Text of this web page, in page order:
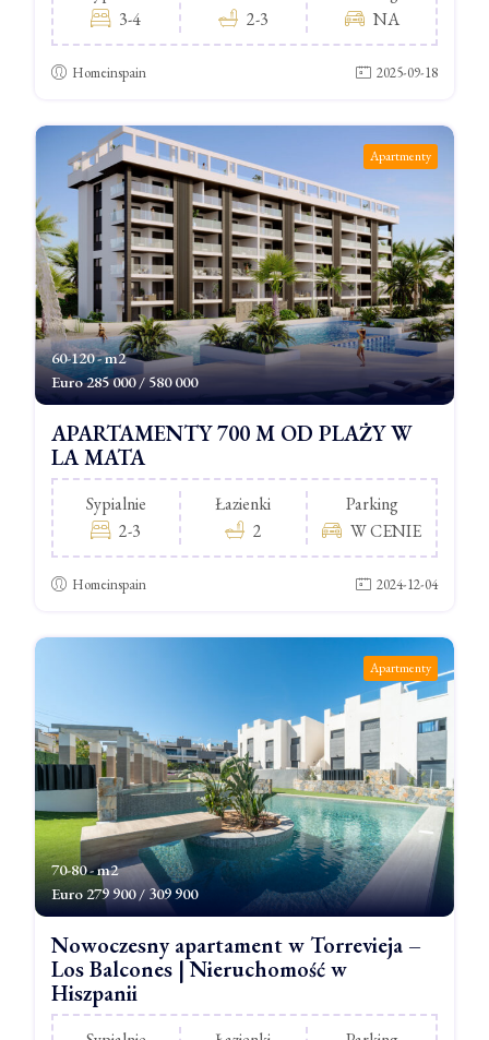
3-4
2-3
NA
Homeinspain 2025-09-18
Apartmenty
60-120 - m2
Euro285 000 / 580 000
APARTAMENTY 700 M OD PLAŻY W
LA MATA
Sypialnie
2-3
Łazienki
2
Parking
W CENIE
Homeinspain 2024-12-04
Apartmenty
70-80 - m2
Euro279 900 / 309 900
Nowoczesny apartament w Torrevieja –
Los Balcones | Nieruchomość w
Hiszpanii